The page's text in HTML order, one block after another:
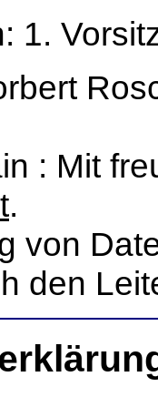
1.
: Mit
.
von
den